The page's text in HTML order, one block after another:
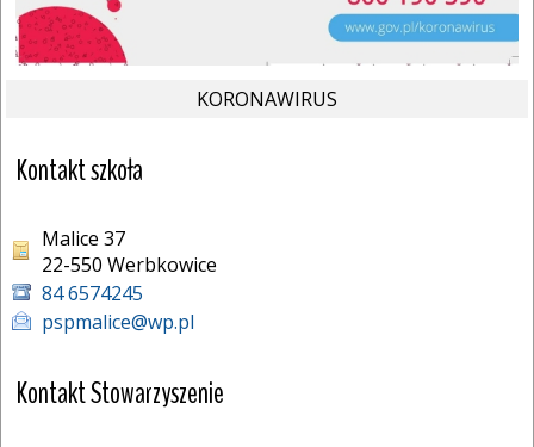
KORONAWIRUS
Kontakt szkoła
Malice 37
22-550 Werbkowice
84 6574245
pspmalice@wp.pl
Kontakt Stowarzyszenie